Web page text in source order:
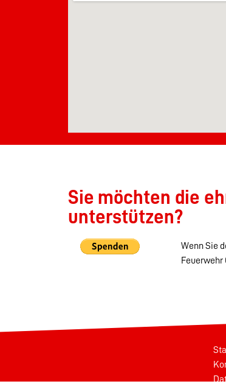
Sie möchten die
unterstützen?
Wenn Sie